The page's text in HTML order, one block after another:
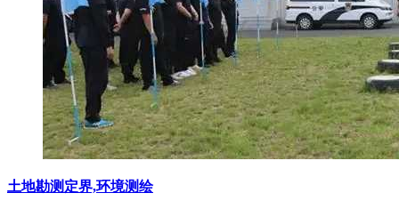
土地勘测定界,环境测绘